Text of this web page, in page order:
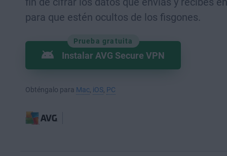
para que estén ocultos de los fisgones.
Prueba gratuita
Instalar AVG Secure VPN
Obténgalo para Mac iOS PC